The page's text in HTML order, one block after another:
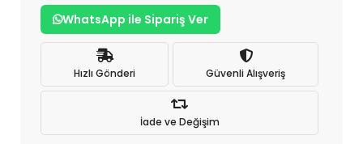
WhatsApp ile Sipariş Ver
Hızlı Gönderi Güvenli Alışveriş
İade ve Değişim